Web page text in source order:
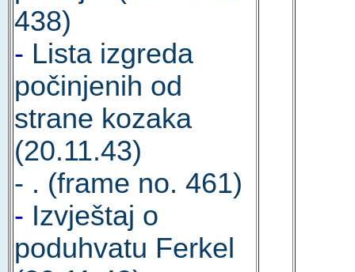
438)
- Lista izgreda
počinjenih od
strane kozaka
(20.11.43)
- . (frame no. 461)
- Izvještaj o
poduhvatu Ferkel